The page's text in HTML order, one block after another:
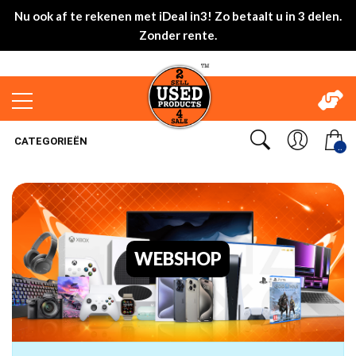
Nu ook af te rekenen met iDeal in3! Zo betaalt u in 3 delen.
Zonder rente.
..
CATEGORIEËN
WEBSHOP